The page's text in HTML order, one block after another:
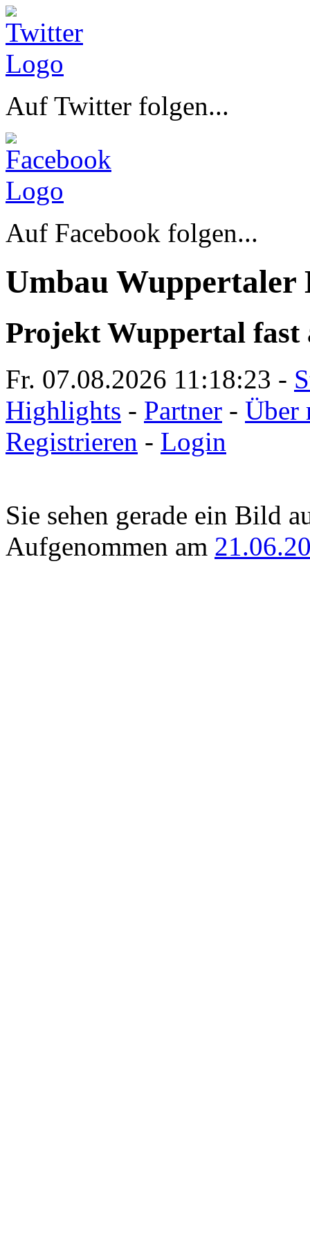
Auf Twitter folgen...
Auf Facebook folgen...
Umbau Wuppertaler
Projekt Wuppertal fast
Fr. 07.08.2026 11:18:23 -
Highlights - Partner - Über
Registrieren - Login
Sie sehen gerade ein Bild
Aufgenommen am